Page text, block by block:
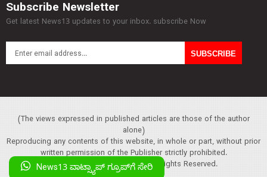
News13 ವಾಟ್ಸ್ಯಾಪ್‌ ಗ್ರೂಪ್‌ಗೆ ಸೇರಿ
Subscribe Newsletter
Get latest News13 updates to your inbox. subscribe Now
(The views expressed in published articles are those of the author
alone)
Reproducing any contents of this website, in whole or part, without prior
written permission of the Publisher strictly prohibited.
Copyright :© 2013 News13. All Rights Reserved.